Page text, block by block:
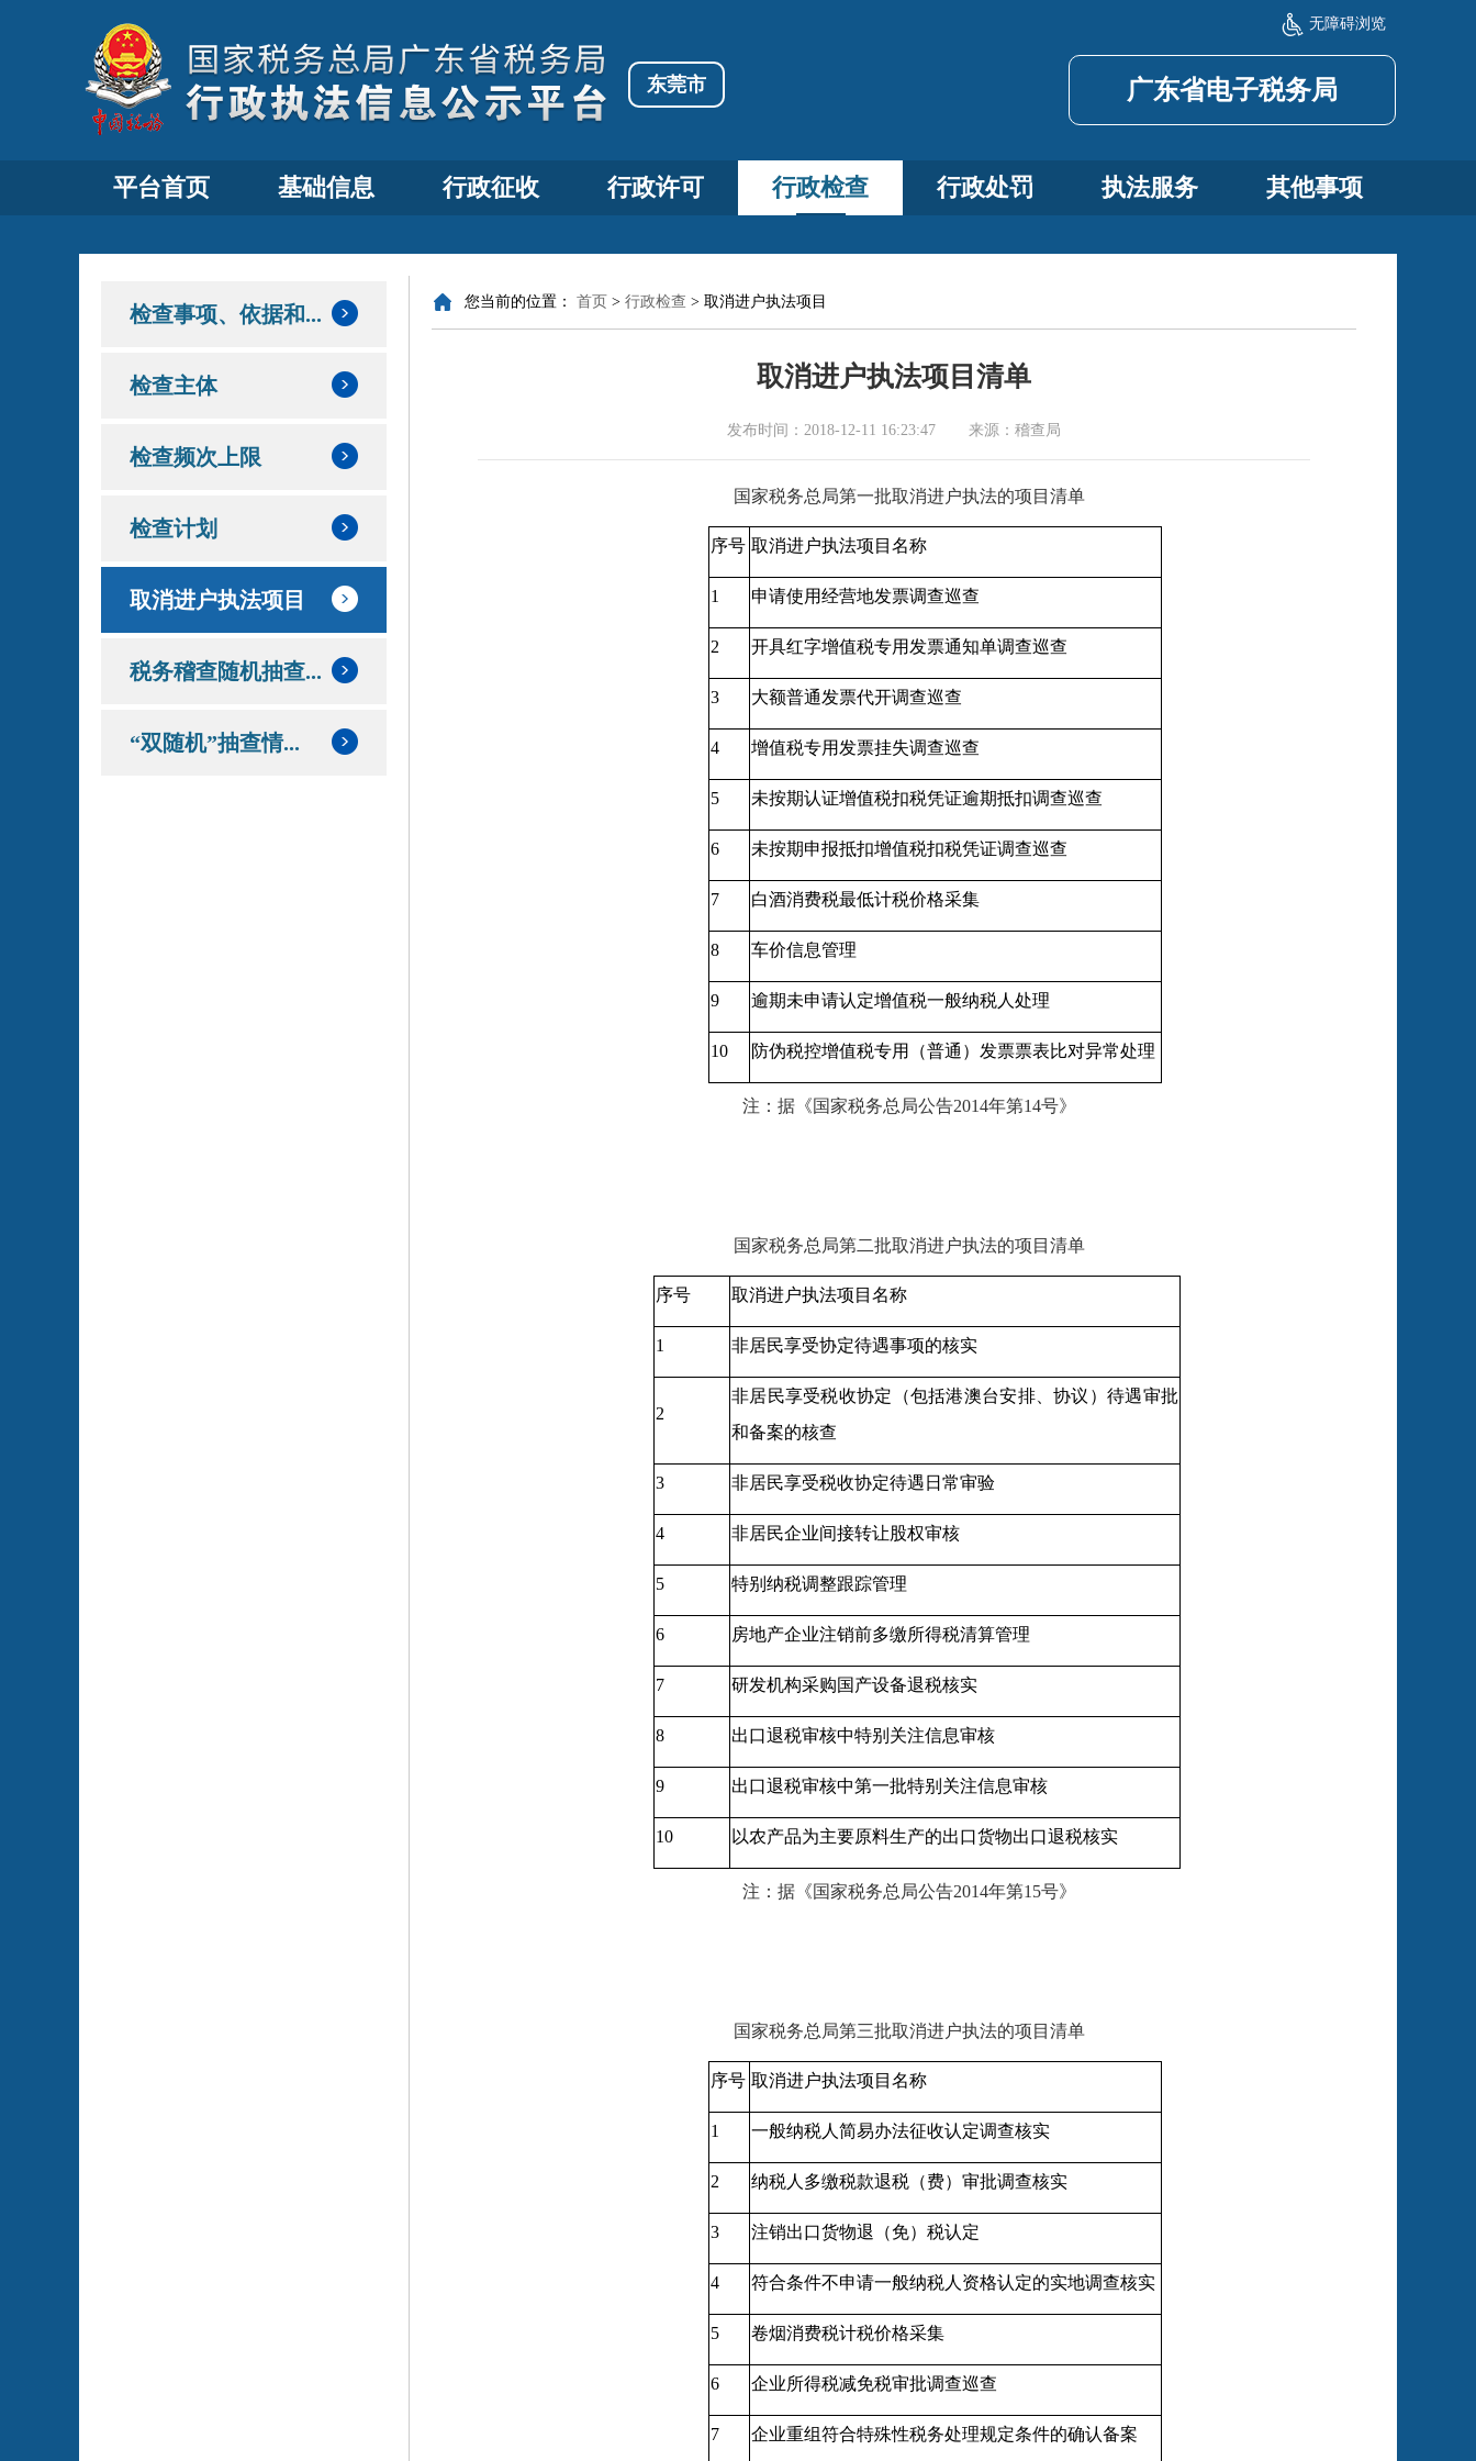
东莞市 广东省电子税务局
无障碍浏览
平台首页 基础信息 行政征收 行政许可 行政检查 行政处罚 执法服务 其他事项
检查事项、依据和...
检查主体
检查频次上限
检查计划
取消进户执法项目
税务稽查随机抽查...
“双随机”抽查情...
您当前的位置： 首页 > 行政检查 > 取消进户执法项目
取消进户执法项目清单
发布时间： 2018-12-11 16:23:47 来源： 稽查局
国家税务总局第一批取消进户执法的项目清单
序号 取消进户执法项目名称
1 申请使用经营地发票调查巡查
2 开具红字增值税专用发票通知单调查巡查
3 大额普通发票代开调查巡查
4 增值税专用发票挂失调查巡查
5 未按期认证增值税扣税凭证逾期抵扣调查巡查
6 未按期申报抵扣增值税扣税凭证调查巡查
7 白酒消费税最低计税价格采集
8 车价信息管理
9 逾期未申请认定增值税一般纳税人处理
10 防伪税控增值税专用（普通）发票票表比对异常处理
注：据《国家税务总局公告2014年第14号》
国家税务总局第二批取消进户执法的项目清单
序号 取消进户执法项目名称
1 非居民享受协定待遇事项的核实
2
非居民享受税收协定（包括港澳台安排、协议）待遇审批
和备案的核查
3 非居民享受税收协定待遇日常审验
4 非居民企业间接转让股权审核
5 特别纳税调整跟踪管理
6 房地产企业注销前多缴所得税清算管理
7 研发机构采购国产设备退税核实
8 出口退税审核中特别关注信息审核
9 出口退税审核中第一批特别关注信息审核
10 以农产品为主要原料生产的出口货物出口退税核实
注：据《国家税务总局公告2014年第15号》
国家税务总局第三批取消进户执法的项目清单
序号 取消进户执法项目名称
1 一般纳税人简易办法征收认定调查核实
2 纳税人多缴税款退税（费）审批调查核实
3 注销出口货物退（免）税认定
4 符合条件不申请一般纳税人资格认定的实地调查核实
5 卷烟消费税计税价格采集
6 企业所得税减免税审批调查巡查
7 企业重组符合特殊性税务处理规定条件的确认备案